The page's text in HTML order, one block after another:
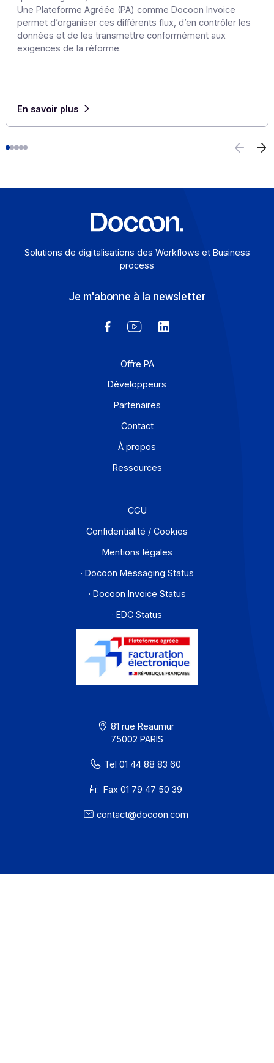
l’international
Pour une entreprise qui opère au-delà des frontières,
frontière entre e-invoicing et e-reporting devient un
casse-tête opérationnel : quelles opérations relèvent
Une Plateforme Agréée (PA) comme Docoon Invoice
permet d’organiser ces différents flux, d’en contrôler
exigences de la réforme.
Solutions de digitalisations des Workflows et
process
Je m'abonne à la newsletter
Offre PA
Partenaires